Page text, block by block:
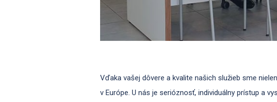
Vďaka vašej dôvere a kvalite našich služieb sme nielen
v Európe. U nás je serióznosť, individuálny prístup a